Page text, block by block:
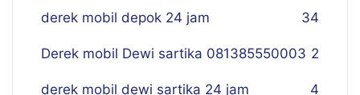
derek mobil depok 24 jam 34
Derek mobil Dewi sartika 081385550003 2
derek mobil dewi sartika 24 jam 4